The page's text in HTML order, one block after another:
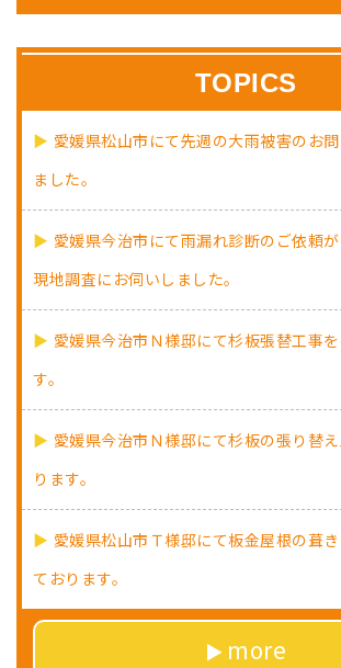
TOPICS
愛媛県松山市にて先週の大雨被害のお
ました。
愛媛県今治市にて雨漏れ診断のご依頼
現地調査にお伺いしました。
愛媛県今治市Ｎ様邸にて杉板張替工事
す。
愛媛県今治市Ｎ様邸にて杉板の張り替
ります。
愛媛県松山市Ｔ様邸にて板金屋根の葺
ております。
more